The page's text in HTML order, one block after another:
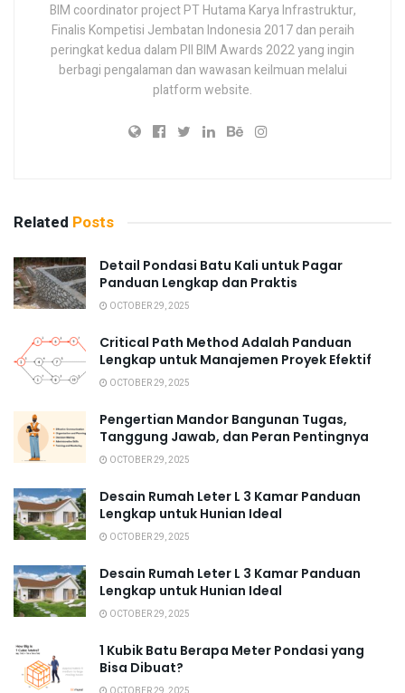
BIM coordinator project PT Hutama Karya Infrastruktur,
Finalis Kompetisi Jembatan Indonesia 2017 dan peraih
peringkat kedua dalam PII BIM Awards 2022 yang ingin
berbagi pengalaman dan wawasan keilmuan melalui
platform website.
Related Posts
Detail Pondasi Batu Kali untuk Pagar
Panduan Lengkap dan Praktis
OCTOBER 29, 2025
Critical Path Method Adalah Panduan
Lengkap untuk Manajemen Proyek Efektif
OCTOBER 29, 2025
Pengertian Mandor Bangunan Tugas,
Tanggung Jawab, dan Peran Pentingnya
OCTOBER 29, 2025
Desain Rumah Leter L 3 Kamar Panduan
Lengkap untuk Hunian Ideal
OCTOBER 29, 2025
Desain Rumah Leter L 3 Kamar Panduan
Lengkap untuk Hunian Ideal
OCTOBER 29, 2025
1 Kubik Batu Berapa Meter Pondasi yang
Bisa Dibuat?